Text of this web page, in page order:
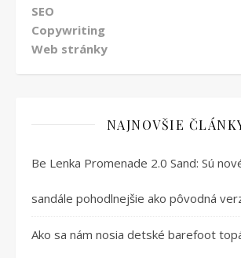
SEO
Copywriting
Web stránky
NAJNOVŠIE
Be Lenka Promenade 2.0 Sand: Sú
sandále pohodlnejšie ako pôvodná
Ako sa nám nosia detské barefoot